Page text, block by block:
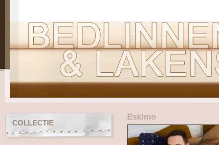
COLLECTIE
Eskimo